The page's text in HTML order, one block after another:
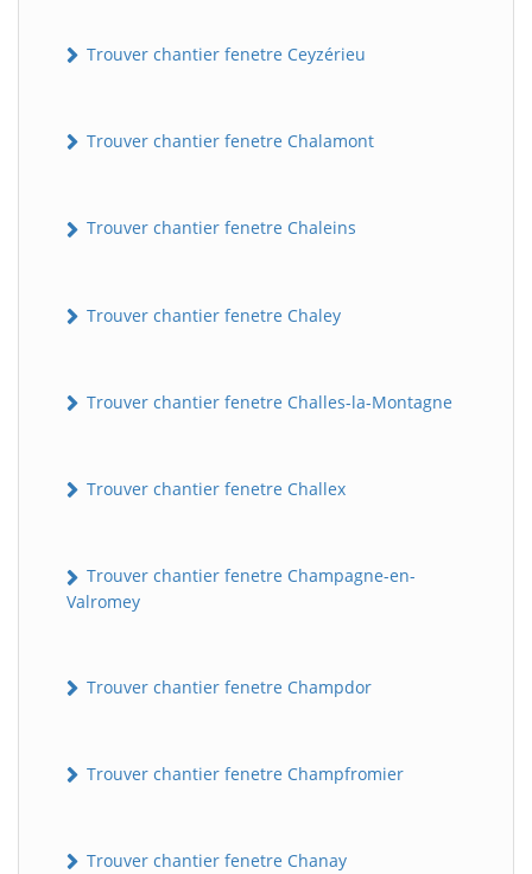
Trouver chantier fenetre Ceyzérieu
Trouver chantier fenetre Chalamont
Trouver chantier fenetre Chaleins
Trouver chantier fenetre Chaley
Trouver chantier fenetre Challes-la-Montagne
Trouver chantier fenetre Challex
Trouver chantier fenetre Champagne-en-
Valromey
Trouver chantier fenetre Champdor
Trouver chantier fenetre Champfromier
Trouver chantier fenetre Chanay